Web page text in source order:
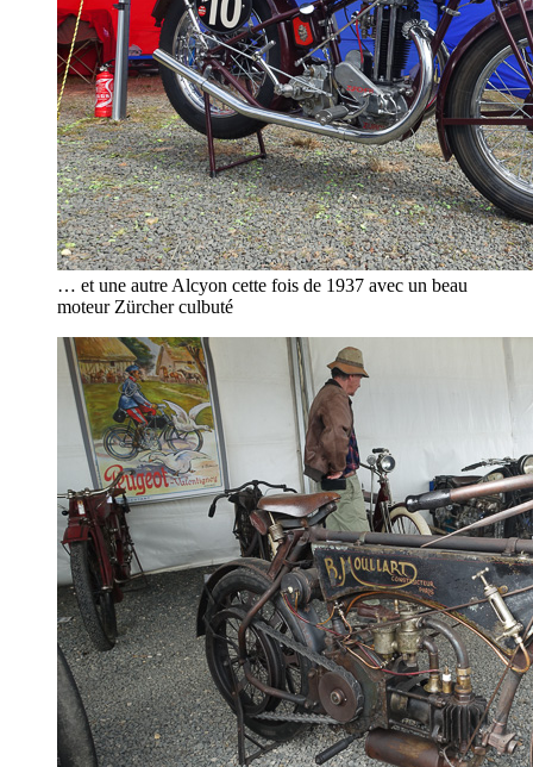
… et une autre Alcyon cette fois de 1937 avec un beau
moteur Zürcher culbuté